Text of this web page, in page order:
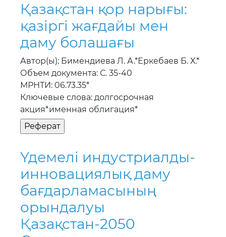
Қазақстан қор нарығы:
қазiргi жағдайы мен
даму болашағы
Автор(ы): Бимендиева Л. А.*Еркебаев Б. Х.*
Объем документа: С. 35-40
МРНТИ: 06.73.35*
Ключевые слова: долгосрочная
акция*именная облигация*
Үдемелi индустриалды-
инновациялық даму
бағдарламасының
орындалуы
Қазақстан-2050